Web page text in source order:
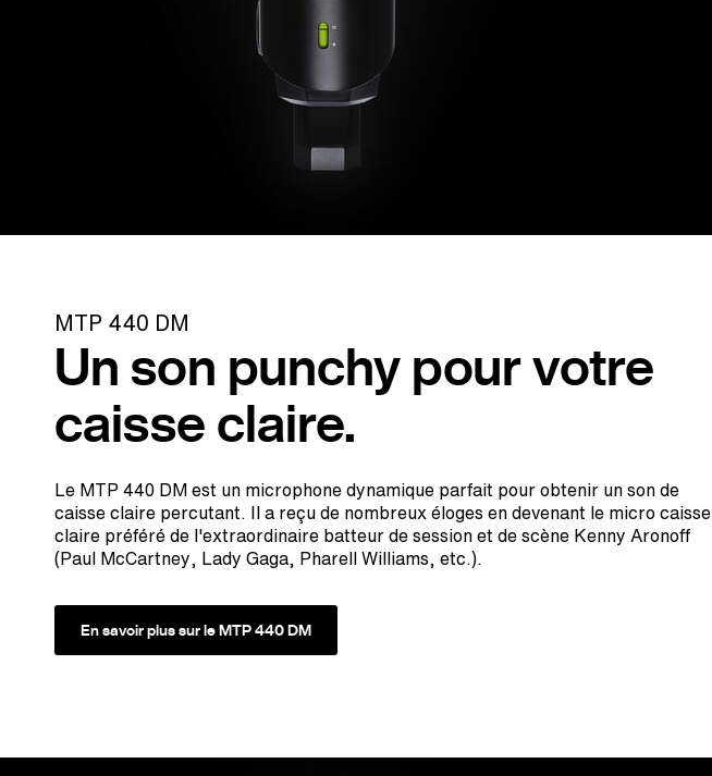
MTP 440 DM
Un son punchy pour votre
caisse claire.
Le MTP 440 DM est un microphone dynamique parfait pour obtenir un son de
caisse claire percutant. Il a reçu de nombreux éloges en devenant le micro caisse
claire préféré de l'extraordinaire batteur de session et de scène Kenny Aronoff
(Paul McCartney, Lady Gaga, Pharell Williams, etc.).
En savoir plus sur le MTP 440 DM